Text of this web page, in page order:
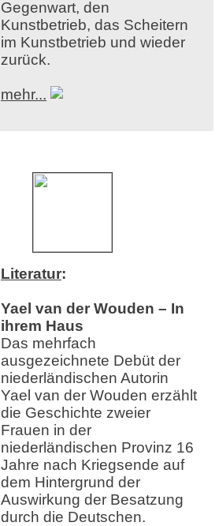
Gegenwart, den
Kunstbetrieb, das Scheitern
im Kunstbetrieb und wieder
zurück.
mehr...
Literatur:
Yael van der Wouden – In
ihrem Haus
Das mehrfach
ausgezeichnete Debüt der
niederländischen Autorin
Yael van der Wouden erzählt
die Geschichte zweier
Frauen in der
niederländischen Provinz 16
Jahre nach Kriegsende auf
dem Hintergrund der
Auswirkung der Besatzung
durch die Deutschen.